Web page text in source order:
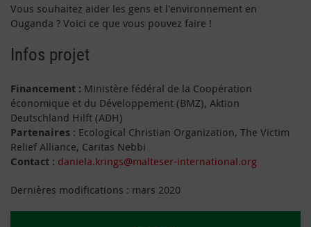
Vous souhaitez aider les gens et l'environnement en
Ouganda ? Voici ce que vous pouvez faire !
Infos projet
Financement : Ministère fédéral de la Coopération
économique et du Développement (BMZ), Aktion
Deutschland Hilft (ADH)
Partenaires : Ecological Christian Organization, The Victim
Relief Alliance, Caritas Nebbi
Contact : daniela.krings@malteser-international.org
Dernières modifications : mars 2020